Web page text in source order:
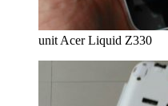
unit Acer Liquid Z330